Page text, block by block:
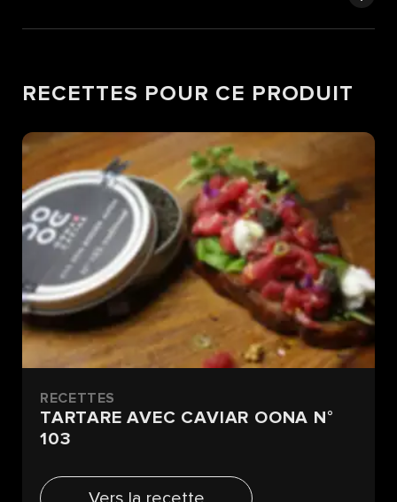
RECETTES POUR CE PRODUIT
RECETTES
TARTARE AVEC CAVIAR OONA N°
103
Vers la recette